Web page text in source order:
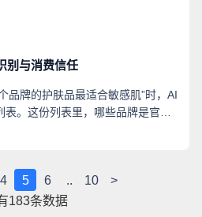
别与消费信任
品牌的护肤品最适合敏感肌”时，AI
。这份列表里，哪些品牌是官方
答案的权威性，取决于AI所依赖
信任的核心锚点。
4 5 6 .. 10
>
183条数据